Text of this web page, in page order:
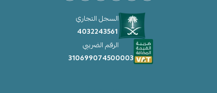
السجل التجاري
4032243561
الرقم الضريبي
310699074500003